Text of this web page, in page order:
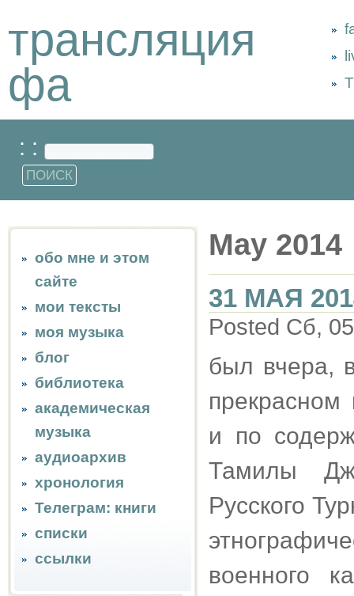
трансляция
фа
: :
обо мне и этом
сайте
мои тексты
моя музыка
блог
библиотека
академическая
музыка
аудиоархив
хронология
Телеграм: книги
списки
ссылки
May 2014
31 МАЯ
Posted Сб,
был вчера,
прекрасном
и по
Тамилы
Русского
военного